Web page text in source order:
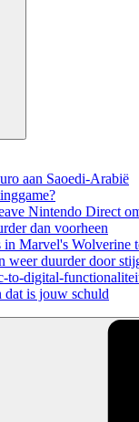
aan Saoedi-Arabië
Nintendo Direct
dan voorheen
in Marvel's Wolverine
duurder door
to-digital-
dat is jouw schuld